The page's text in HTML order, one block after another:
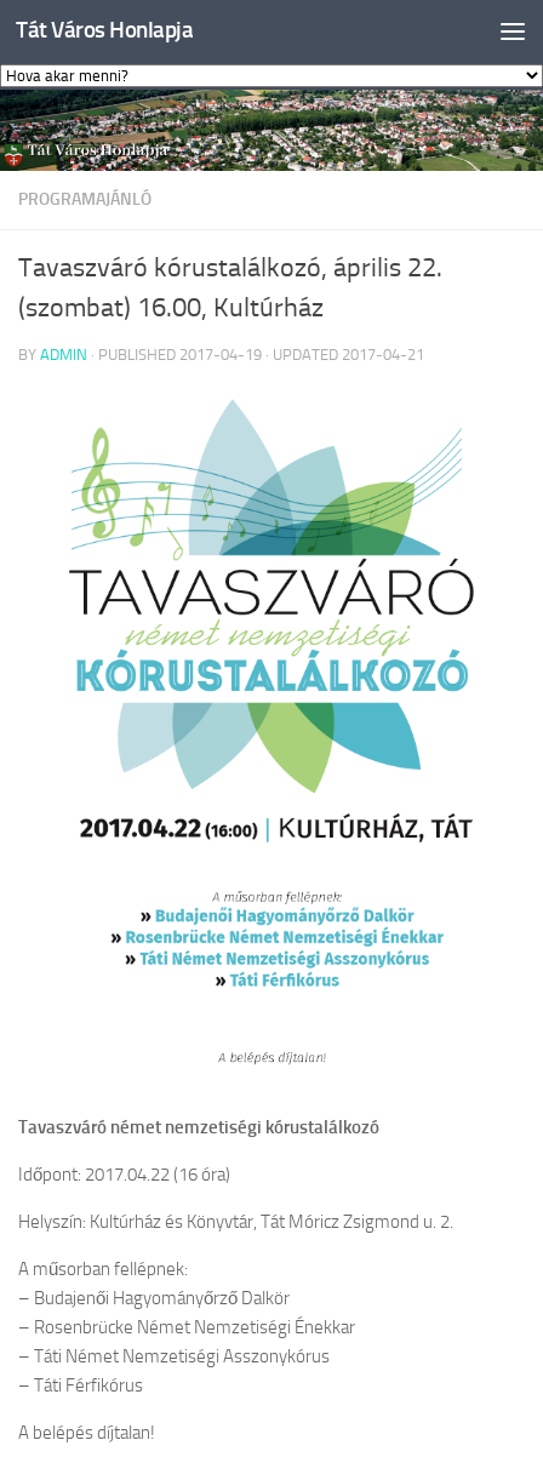
Skip to content
Tát Város Honlapja
PROGRAMAJÁNLÓ
Tavaszváró kórustalálkozó, április 22.
(szombat) 16.00, Kultúrház
BY ADMIN · PUBLISHED 2017-04-19 · UPDATED 2017-04-21
Tavaszváró német nemzetiségi kórustalálkozó
Időpont: 2017.04.22 (16 óra)
Helyszín: Kultúrház és Könyvtár, Tát Móricz Zsigmond u. 2.
A műsorban fellépnek:
– Budajenői Hagyományőrző Dalkör
– Rosenbrücke Német Nemzetiségi Énekkar
– Táti Német Nemzetiségi Asszonykórus
– Táti Férfikórus
A belépés díjtalan!